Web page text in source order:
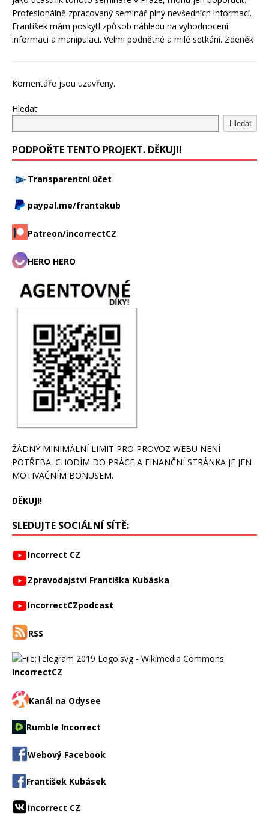
Profesionálně zpracovaný seminář plný nevšedních informací.
František mám poskytl způsob náhledu na vyhodnocení
informaci a manipulaci. Velmi podnětné a milé setkání. Zdeněk
Komentáře jsou uzavřeny.
Hledat
Hledat
PODPOŘTE TENTO PROJEKT. DĚKUJI!
Transparentní účet
paypal.me/frantakub
Patreon/incorrectCZ
HERO HERO
ŽÁDNÝ MINIMÁLNÍ LIMIT PRO PROVOZ WEBU NENÍ
POTŘEBA. CHODÍM DO PRÁCE A FINANČNÍ STRÁNKA JE JEN
MOTIVAČNÍM BONUSEM.
DĚKUJI!
SLEDUJTE SOCIÁLNÍ SÍTĚ:
Incorrect CZ
Zpravodajství Františka Kubáska
IncorrectCZpodcast
RSS
IncorrectCZ
Kanál na Odysee
Rumble Incorrect
Webový Facebook
František Kubásek
Incorrect CZ